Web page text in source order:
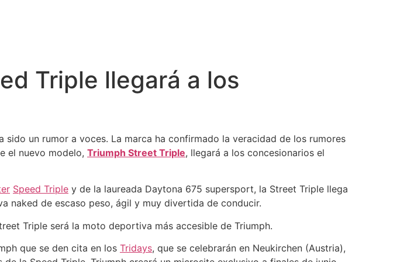
Triple llegará a los
sido un rumor a voces. La marca ha confirmado la veracidad de los rumores
el nuevo modelo, Triumph Street Triple, llegará a los concesionarios el
Speed Triple y de la laureada Daytona 675 supersport, la Street Triple llega
naked de escaso peso, ágil y muy divertida de conducir.
Triple será la moto deportiva más accesible de Triumph.
que se den cita en los Tridays, que se celebrarán en Neukirchen (Austria),